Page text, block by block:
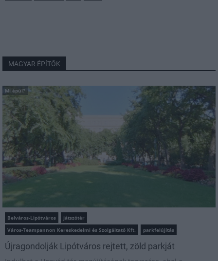
MAGYAR ÉPÍTŐK
Mi épül?
Belváros-Lipótváros
játszótér
Város-Teampannon Kereskedelmi és Szolgáltató Kft.
parkfelújítás
Újragondolják Lipótváros rejtett, zöld parkját